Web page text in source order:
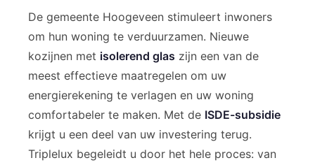
De gemeente Hoogeveen stimuleert inwoners
om hun woning te verduurzamen. Nieuwe
kozijnen met isolerend glas zijn een van de
meest effectieve maatregelen om uw
energierekening te verlagen en uw woning
comfortabeler te maken. Met de ISDE-subsidie
krijgt u een deel van uw investering terug.
Triplelux begeleidt u door het hele proces: van